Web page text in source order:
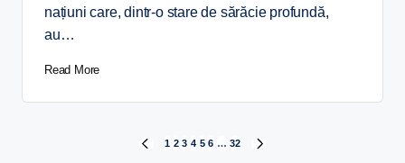
națiuni care, dintr-o stare de sărăcie profundă,
au…
Read More
1 2 3 4 5 6 … 32